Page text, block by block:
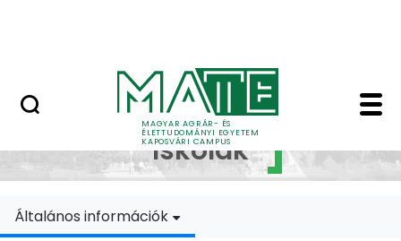
MAGYAR AGRÁR- ÉS
ÉLETTUDOMÁNYI EGYETEM
KAPOSVÁRI CAMPUS
Doktori Iskolák -
Doktori
Iskolák
Általános információk